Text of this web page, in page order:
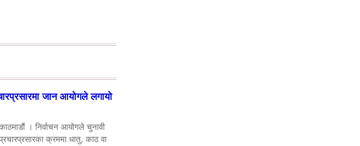
जान आयोगले लगायो
। निर्वाचन आयोगले चुनावी
क्रममा धातु, काठ वा